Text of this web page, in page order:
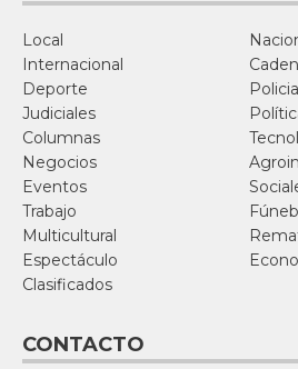
Local
Internacional
Deporte
Judiciales
Columnas
Negocios
Eventos
Trabajo
Multicultural
Espectáculo
Clasificados
CONTACTO